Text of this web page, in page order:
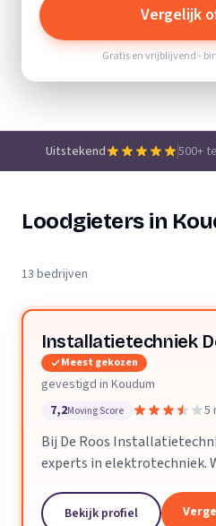
Vergelijk
Gratis en vrijblijvend -
Uitstekend 500+
Loodgieters in
13 bedrijven
Installatietechniek
Meest gekozen
gevestigd in Koudum
7,2Moving Score 5
Bij De Roos
experts in elektrotechniek.
verlichting, beeld, geluid,
Bekijk profiel